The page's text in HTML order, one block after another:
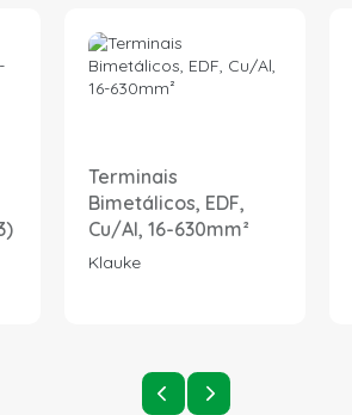
Terminais
Bimetálicos, EDF,
Cu/Al, 16-630mm²
Klauke